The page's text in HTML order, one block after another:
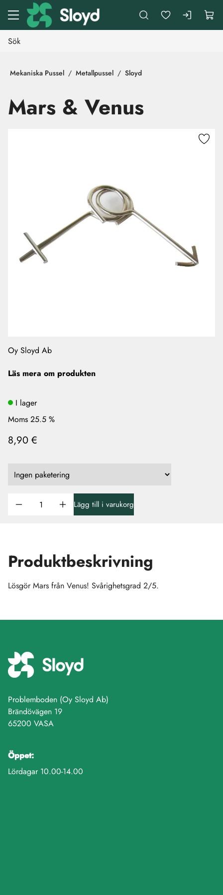
Gå till huvudinnehåll
Mekaniska Pussel Metallpussel Sloyd
Mars & Venus
Oy Sloyd Ab
Läs mera om produkten
I lager
Moms 25.5 %
8,90 €
Lägg till i varukorg
Produktbeskrivning
Lösgör Mars från Venus! Svårighetsgrad 2/5.
Problemboden (Oy Sloyd Ab)
Brändövägen 19
65200 VASA
Öppet:
Lördagar 10.00-14.00